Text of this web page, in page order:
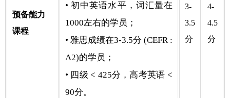
预备能力
课程
• 初中英语水平，词汇量在
1000左右的学员；
• 雅思成绩在3-3.5分 (CEFR :
A2)的学员；
• 四级 < 425分，高考英语 <
90分。
3-
3.5
分
4-
4.5
分